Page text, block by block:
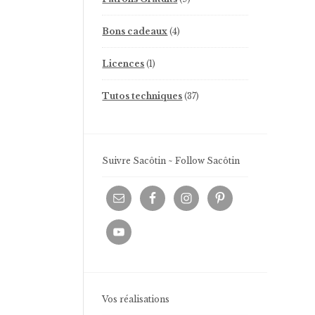
produits
Bons cadeaux 44
produits
Licences 11
produit
Tutos techniques 3737
Suivre Sacôtin ~ Follow Sacôtin
Vos réalisations